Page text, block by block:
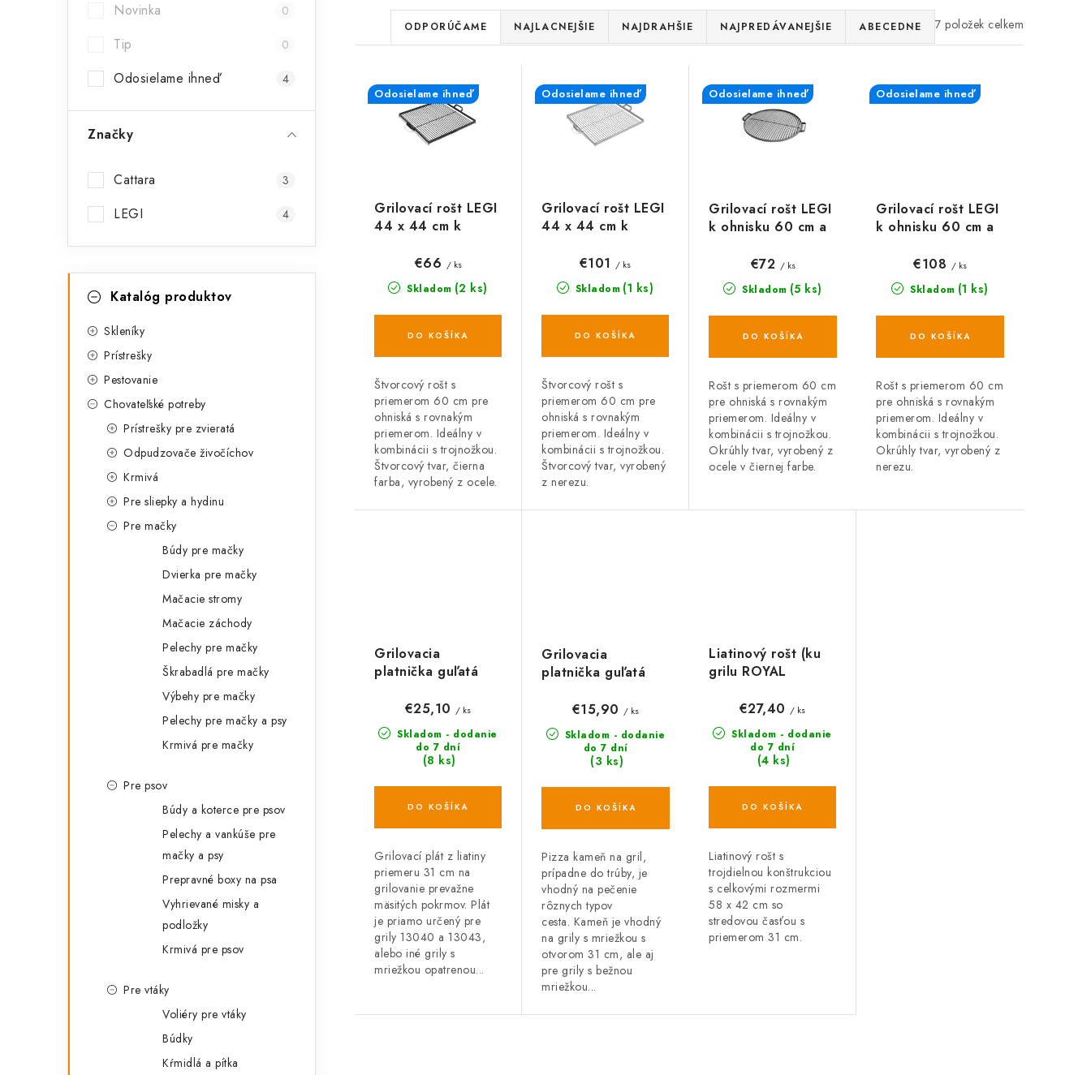
Novinka 0
Tip 0
Odosielame ihneď 4
Značky
Cattara 3
LEGI 4
kategórieKatalóg produktov
Skleníky
Prístrešky
Pestovanie
Chovateľské potreby
Prístrešky pre zvieratá
Odpudzovače živočíchov
Krmivá
Pre sliepky a hydinu
Pre mačky
Búdy pre mačky
Dvierka pre mačky
Mačacie stromy
Mačacie záchody
Pelechy pre mačky
Škrabadlá pre mačky
Výbehy pre mačky
Pelechy pre mačky a psy
Krmivá pre mačky
Pre psov
Búdy a koterce pre psov
Pelechy a vankúše pre
mačky a psy
Prepravné boxy na psa
Vyhrievané misky a
podložky
Krmivá pre psov
Pre vtáky
Voliéry pre vtáky
Búdky
Kŕmidlá a pítka
7
R
a
d
e
e
p
o
u
k
t
o
v
ODPORÚČAME NAJLACNEJŠIE NAJDRAHŠIE NAJPREDÁVANEJŠIE ABECEDNE
V
Grilovací rošt LEGI
44 x 44 cm k
štvorcový, čierna
oceľ
Odosielame ihneď
Skladom (2 ks)
€66 / ks
DO KOŠÍKA
Štvorcový rošt s
priemerom 60 cm pre
ohniská s rovnakým
priemerom. Ideálny v
kombinácii s trojnožkou.
Štvorcový tvar, čierna
farba, vyrobený z ocele.
Grilovací rošt LEGI
44 x 44 cm k
štvorcový, nerez
Odosielame ihneď
Skladom (1 ks)
€101 / ks
DO KOŠÍKA
Štvorcový rošt s
priemerom 60 cm pre
ohniská s rovnakým
priemerom. Ideálny v
kombinácii s trojnožkou.
Štvorcový tvar, vyrobený
z nerezu.
Grilovací rošt LEGI
k ohnisku 60 cm a
čierna oceľ
Odosielame ihneď
Skladom (5 ks)
€72 / ks
DO KOŠÍKA
Rošt s priemerom 60 cm
pre ohniská s rovnakým
priemerom. Ideálny v
kombinácii s trojnožkou.
Okrúhly tvar, vyrobený z
ocele v čiernej farbe.
Grilovací rošt LEGI
k ohnisku 60 cm a
Odosielame ihneď
Skladom (1 ks)
€108 / ks
DO KOŠÍKA
Rošt s priemerom 60 cm
pre ohniská s rovnakým
priemerom. Ideálny v
kombinácii s trojnožkou.
Okrúhly tvar, vyrobený z
nerezu.
Grilovacia
platnička guľatá
13040,13043)
Skladom - dodanie
do 7 dní
(8 ks)
€25,10 / ks
DO KOŠÍKA
Grilovací plát z liatiny
priemeru 31 cm na
grilovanie prevažne
mäsitých pokrmov. Plát
je priamo určený pre
grily 13040 a 13043,
alebo iné grily s
mriežkou opatrenou...
Grilovacia
platnička guľatá
13040,13043)
Skladom - dodanie
do 7 dní
(3 ks)
€15,90 / ks
DO KOŠÍKA
Pizza kameň na gril,
prípadne do trúby, je
vhodný na pečenie
rôznych typov
cesta. Kameň je vhodný
na grily s mriežkou s
otvorom 31 cm, ale aj
pre grily s bežnou
mriežkou...
Liatinový rošt (ku
grilu ROYAL
Skladom - dodanie
do 7 dní
(4 ks)
€27,40 / ks
DO KOŠÍKA
Liatinový rošt s
trojdielnou konštrukciou
s celkovými rozmermi
58 x 42 cm so
stredovou časťou s
priemerom 31 cm.